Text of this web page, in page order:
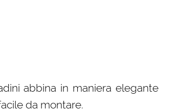
abbina in maniera elegante
da montare.